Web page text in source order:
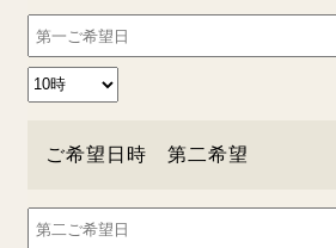
ご希望日時 第二希望